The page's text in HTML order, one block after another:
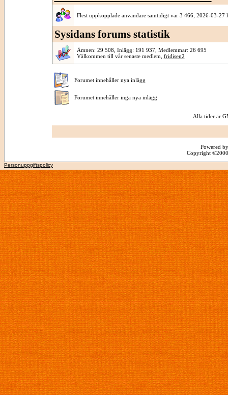
Flest uppkopplade användare samtidigt var 3 466, 2026-03-27
Sysidans forums statistik
Ämnen: 29 508, Inlägg: 191 937, Medlemmar: 26 695
Välkommen till vår senaste medlem, fridisen2
Forumet innehåller nya inlägg
Forumet innehåller inga nya inlägg
Alla tider är
Powered
Copyright
Personuppgiftspolicy